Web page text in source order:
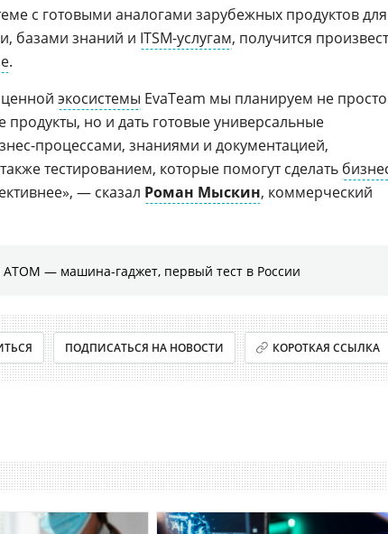
с готовыми аналогами зарубежных продуктов для
базами знаний и ITSM-услугам, получится
.
экосистемы EvaTeam мы планируем не просто
но и дать готовые универсальные
процессами, знаниями и документацией,
тестированием, которые помогут сделать
— сказал Роман Мыскин, коммерческий
АТОМ — машина-гаджет, первый тест в России
ПОДПИСАТЬСЯ НА НОВОСТИ КОРОТКАЯ ССЫЛКА